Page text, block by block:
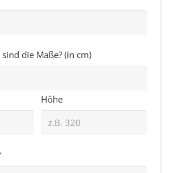
die Maße? (in cm)
Höhe